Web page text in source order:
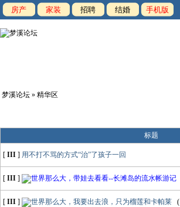
房产 家装 招聘 结婚 手机版
梦溪论坛 » 精华区
标题
[ III ] 用不打不骂的方式“治”了孩子一回
[ III ] 世界那么大，带娃去看看--长滩岛的流水帐游记
[ III ] 世界那么大，我要出去浪，只为榴莲和卡帕莱 (